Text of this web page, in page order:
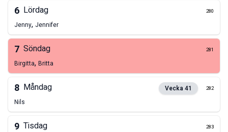
6 Lördag 280
Jenny, Jennifer
7 Söndag 281
Birgitta, Britta
8 Måndag Vecka41 282
Nils
9 Tisdag 283